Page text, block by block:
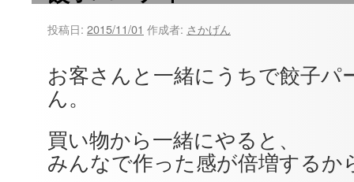
投稿日: 2015/11/01 作成者: さかげん
お客さんと一緒にうちで餃子パ
ん。
買い物から一緒にやると、
みんなで作った感が倍増するか